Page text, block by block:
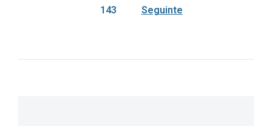
143 Seguinte